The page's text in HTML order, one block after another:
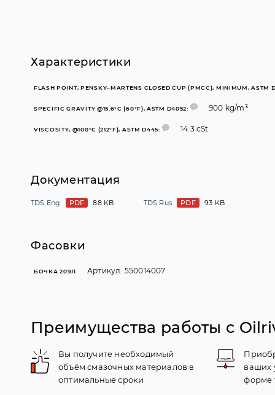
Характеристики
FLASH POINT, PENSKY–MARTENS CLOSED CUP (PMCC), MINIMUM, ASTM
SPECIFIC GRAVITY @15.6°C (60°F), ASTM D4052: 900 kg/m³
VISCOSITY, @100°C (212°F), ASTM D445: 14.3 cSt
Документация
TDS Eng PDF 88 KB TDS Rus PDF 93 KB
Фасовки
БОЧКА 209Л Артикул: 550014007
Преимущества работы с
Вы получите необходимый
объём смазочных материалов в
оптимальные сроки
ваших
форме